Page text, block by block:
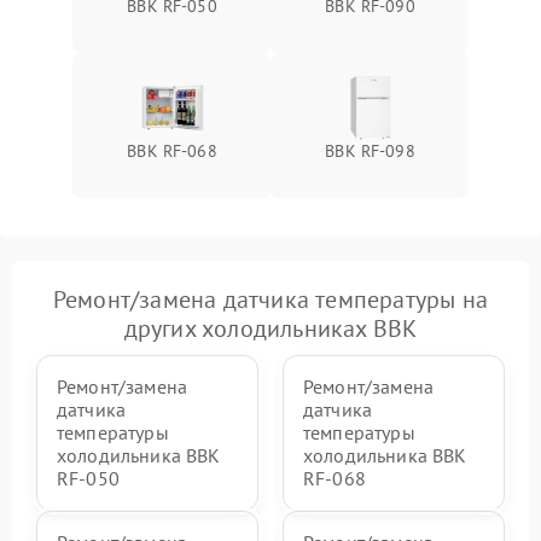
BBK RF-050 BBK RF-090
BBK RF-068 BBK RF-098
Ремонт/замена датчика температуры на
других холодильниках BBK
Ремонт/замена
датчика
температуры
холодильника BBK
RF-050
Ремонт/замена
датчика
температуры
холодильника BBK
RF-068